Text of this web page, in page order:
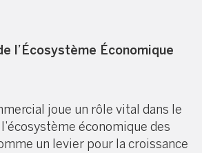
l’Écosystème Économique
joue un rôle vital dans le
économique des
un levier pour la croissance